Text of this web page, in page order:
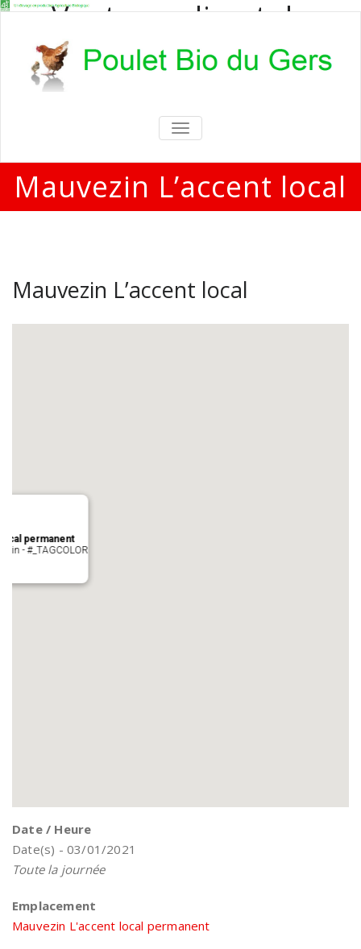
Vente en direct de
poulets bio
Vente en direct de poulets bio aux
particuliers et professionnels
TOGGLE
NAVIGATION
Mauvezin L’accent local
Mauvezin L’accent local
permanent
- #_TAGCOLOR
Date / Heure
Date(s) - 03/01/2021
Toute la journée
Emplacement
Mauvezin L'accent local permanent